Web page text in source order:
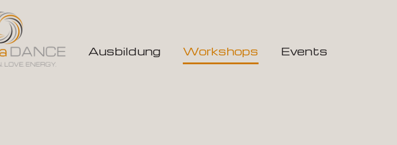
Ausbildung Workshops Events